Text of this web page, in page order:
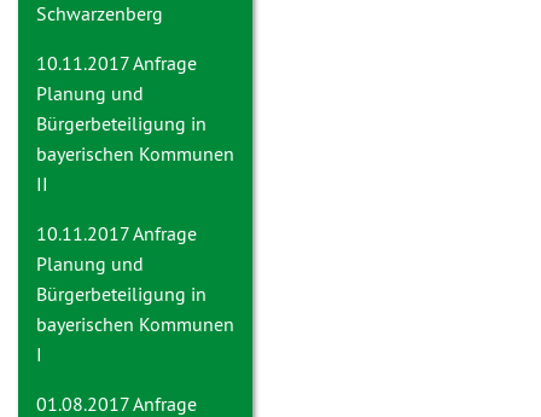
Schwarzenberg
10.11.2017 Anfrage
Planung und
Bürgerbeteiligung in
bayerischen Kommunen
II
10.11.2017 Anfrage
Planung und
Bürgerbeteiligung in
bayerischen Kommunen
I
01.08.2017 Anfrage